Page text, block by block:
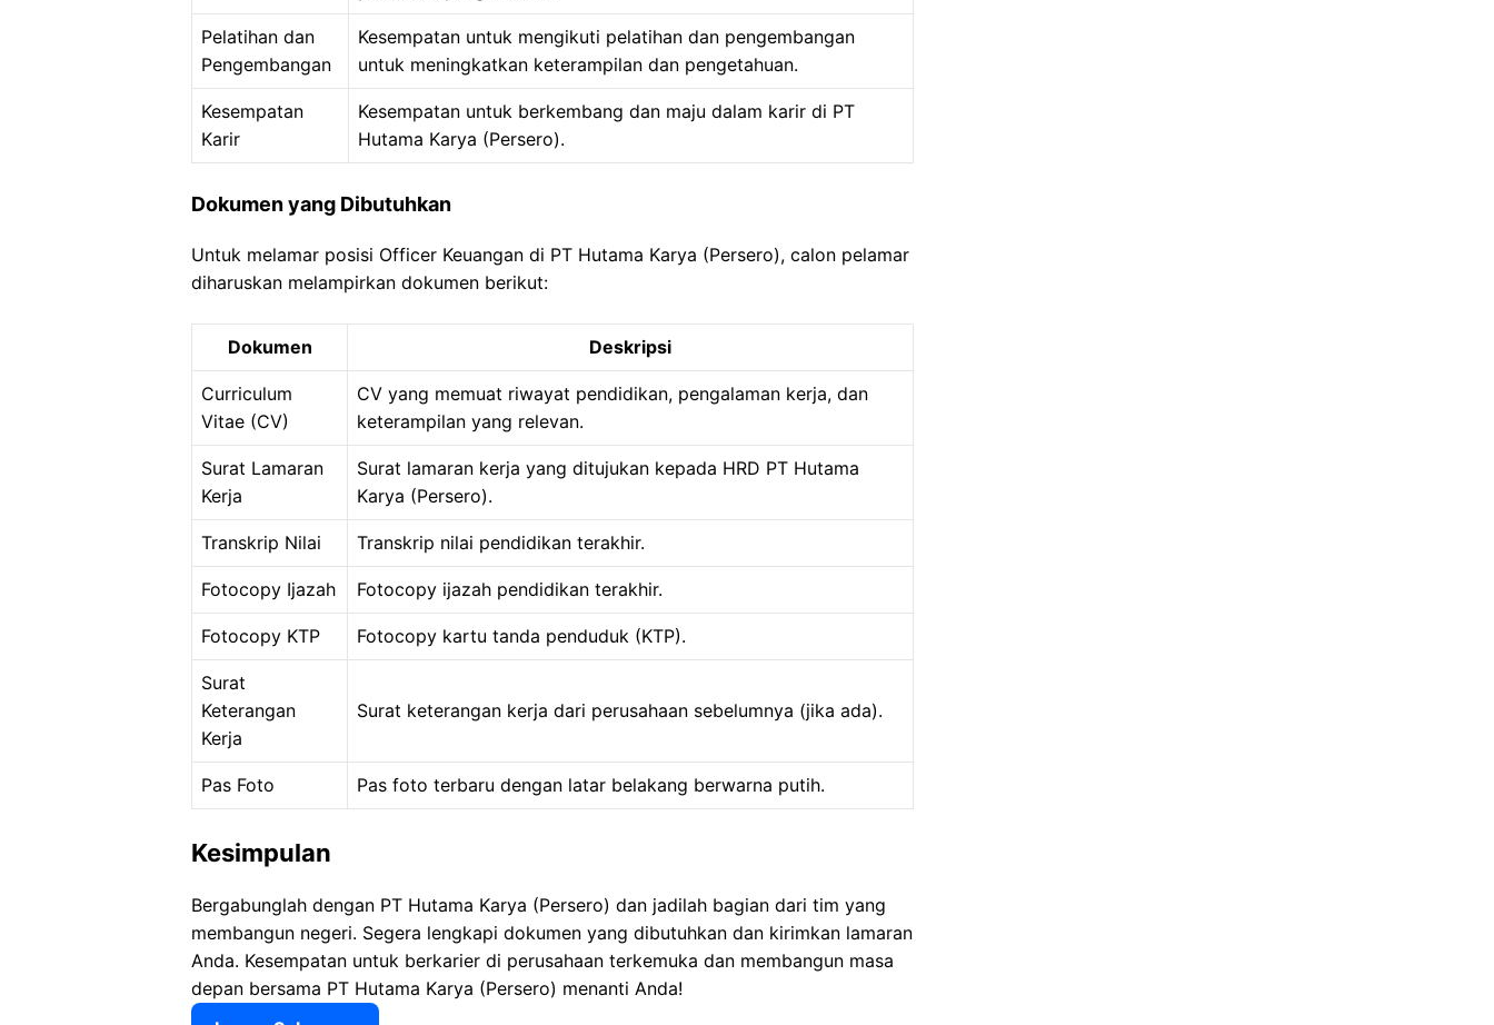
Pelatihan dan
Pengembangan
Kesempatan untuk mengikuti pelatihan dan pengembangan
untuk meningkatkan keterampilan dan pengetahuan.
Kesempatan
Karir
Kesempatan untuk berkembang dan maju dalam karir di PT
Hutama Karya (Persero).
Dokumen yang Dibutuhkan
Untuk melamar posisi Officer Keuangan di PT Hutama Karya (Persero), calon pelamar
diharuskan melampirkan dokumen berikut:
Dokumen Deskripsi
Curriculum
Vitae (CV)
CV yang memuat riwayat pendidikan, pengalaman kerja, dan
keterampilan yang relevan.
Surat Lamaran
Kerja
Surat lamaran kerja yang ditujukan kepada HRD PT Hutama
Karya (Persero).
Transkrip Nilai Transkrip nilai pendidikan terakhir.
Fotocopy Ijazah Fotocopy ijazah pendidikan terakhir.
Fotocopy KTP Fotocopy kartu tanda penduduk (KTP).
Surat
Keterangan
Kerja
Surat keterangan kerja dari perusahaan sebelumnya (jika ada).
Pas Foto Pas foto terbaru dengan latar belakang berwarna putih.
Kesimpulan
Bergabunglah dengan PT Hutama Karya (Persero) dan jadilah bagian dari tim yang
membangun negeri. Segera lengkapi dokumen yang dibutuhkan dan kirimkan lamaran
Anda. Kesempatan untuk berkarier di perusahaan terkemuka dan membangun masa
depan bersama PT Hutama Karya (Persero) menanti Anda!